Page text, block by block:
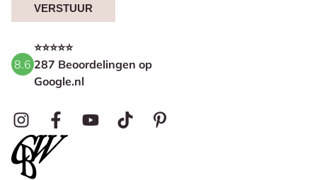
VERSTUUR
8.6
⭐⭐⭐⭐⭐
287 Beoordelingen op
Google.nl